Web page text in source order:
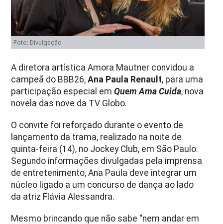
Foto: Divulgação
A diretora artísticaAmora Mautner convidou a
campeã do BBB26,Ana Paula Renault, para uma
participação especial emQuem Ama Cuida, nova
novela das nove da TV Globo.
O convite foi reforçado durante o evento de
lançamento da trama, realizado na noite de
quinta-feira (14), no Jockey Club, em São Paulo.
Segundo informações divulgadas pela imprensa
de entretenimento, Ana Paula deve integrar um
núcleo ligado a um concurso de dança ao lado
da atriz Flávia Alessandra.
Mesmo brincando que não sabe “nem andar em